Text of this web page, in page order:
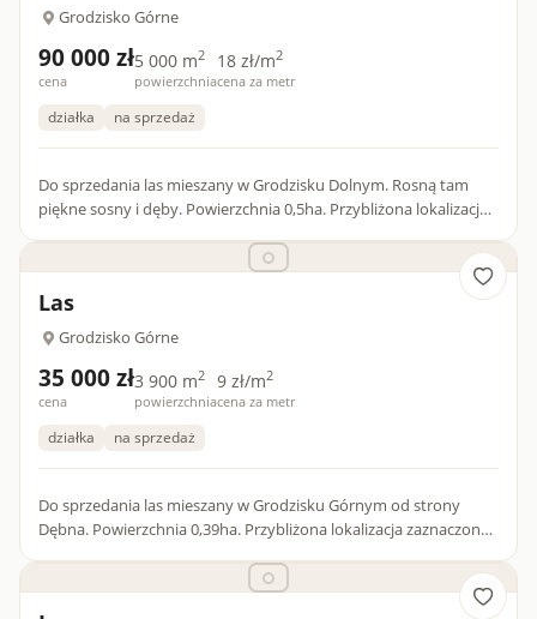
Grodzisko Górne
90 000 zł
cena
5 000 m2
powierzchnia
18 zł/m2
cena za metr
działka na sprzedaż
Do sprzedania las mieszany w Grodzisku Dolnym. Rosną tam
piękne sosny i dęby. Powierzchnia 0,5ha. Przybliżona lokalizacja
Las
Grodzisko Górne
35 000 zł
cena
3 900 m2
powierzchnia
9 zł/m2
cena za metr
działka na sprzedaż
Do sprzedania las mieszany w Grodzisku Górnym od strony
Dębna. Powierzchnia 0,39ha. Przybliżona lokalizacja zaznaczona